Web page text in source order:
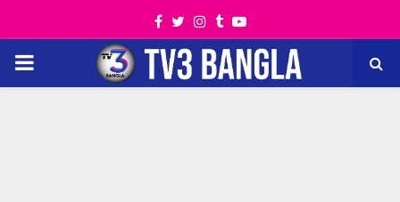
Facebook
TwitterInstagram
TumblrYoutube
PRIMARY